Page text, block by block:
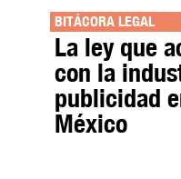
BITÁCORA LEGAL
La ley que
con la
publicidad
México